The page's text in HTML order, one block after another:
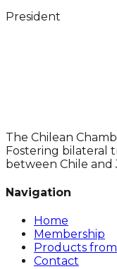
President
The Chilean
Fostering bilateral
between Chile and
Navigation
Home
Membership
Products
Contact